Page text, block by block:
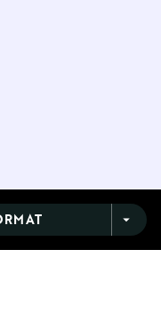
arrow_drop_down